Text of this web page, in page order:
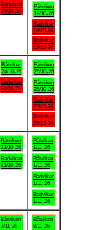
Badviken
17/10-26
Båtviken
18/10-26
Badviken
18/10-26
Badviken
18/10-26
Båtviken
24/10-26
Badviken
24/10-26
Båtviken
25/10-26
Båtviken
25/10-26
Badviken
25/10-26
Badviken
25/10-26
Båtviken
31/10-26
Badviken
31/10-26
Båtviken
1/11-26
Båtviken
1/11-26
Badviken
1/11-26
Badviken
1/11-26
Båtviken
7/11-26
Båtviken
8/11-26